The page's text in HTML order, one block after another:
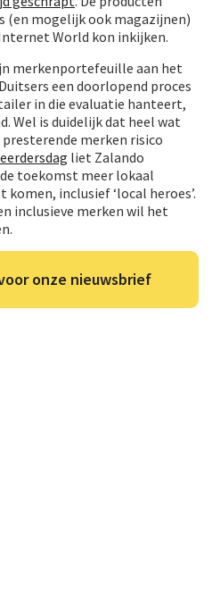
(en mogelijk ook magazijnen)
World kon inkijken.
merkenportefeuille aan het
een doorlopend proces
in die evaluatie hanteert,
Wel is duidelijk dat heel wat
merken risico
liet Zalando
toekomst meer lokaal
inclusief ‘local heroes’.
inclusieve merken wil het
onze nieuwsbrief